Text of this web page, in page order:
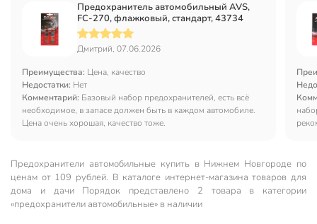
Предохранитель автомобильный AVS,
FC-270, флажковый, стандарт, 43734
Дмитрий, 07.06.2026
Преимущества: Цена, качество
Недостатки: Нет
Комментарий: Базовый набор предохранителей, есть всё
необходимое, в запасе должен быть в каждом автомобиле.
Цена очень хорошая, качество тоже.
Предохранители автомобильные купить в Нижнем Новгороде по
ценам от 109 рублей. В каталоге интернет-магазина товаров для
дома и дачи Порядок представлено 2 товара в категории
«предохранители автомобильные» в наличии